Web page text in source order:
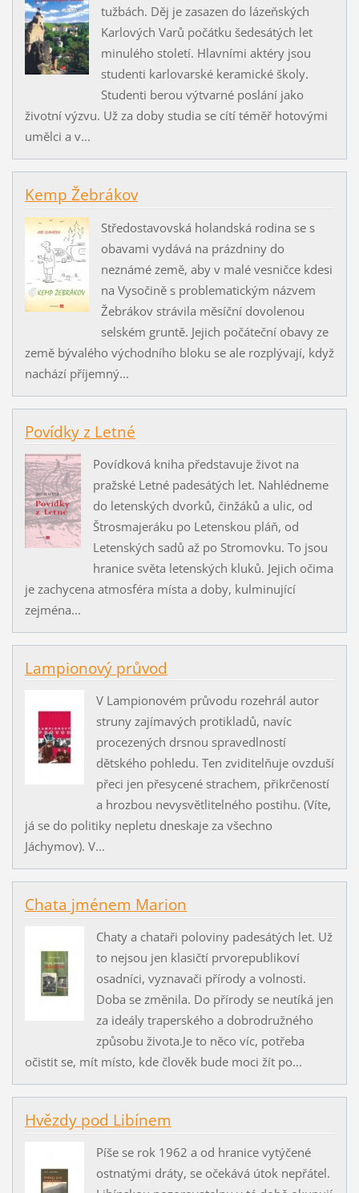
tužbách. Děj je zasazen do lázeňských
Karlových Varů počátku šedesátých let
minulého století. Hlavními aktéry jsou
studenti karlovarské keramické školy.
Studenti berou výtvarné poslání jako
životní výzvu. Už za doby studia se cítí téměř hotovými
umělci a v...
Kemp Žebrákov
Středostavovská holandská rodina se s
obavami vydává na prázdniny do
neznámé země, aby v malé vesničce kdesi
na Vysočině s problematickým názvem
Žebrákov strávila měsíční dovolenou
selském gruntě. Jejich počáteční obavy ze
země bývalého východního bloku se ale rozplývají, když
nachází příjemný...
Povídky z Letné
Povídková kniha představuje život na
pražské Letné padesátých let. Nahlédneme
do letenských dvorků, činžáků a ulic, od
Štrosmajeráku po Letenskou pláň, od
Letenských sadů až po Stromovku. To jsou
hranice světa letenských kluků. Jejich očima
je zachycena atmosféra místa a doby, kulminující
zejména...
Lampionový průvod
V Lampionovém průvodu rozehrál autor
struny zajímavých protikladů, navíc
procezených drsnou spravedlností
dětského pohledu. Ten zviditelňuje ovzduší
přeci jen přesycené strachem, přikrčeností
a hrozbou nevysvětlitelného postihu. (Víte,
já se do politiky nepletu dneskaje za všechno
Jáchymov). V...
Chata jménem Marion
Chaty a chataři poloviny padesátých let. Už
to nejsou jen klasičtí prvorepublikoví
osadníci, vyznavači přírody a volnosti.
Doba se změnila. Do přírody se neutíká jen
za ideály traperského a dobrodružného
způsobu života.Je to něco víc, potřeba
očistit se, mít místo, kde člověk bude moci žít po...
Hvězdy pod Libínem
Píše se rok 1962 a od hranice vytýčené
ostnatými dráty, se očekává útok nepřátel.